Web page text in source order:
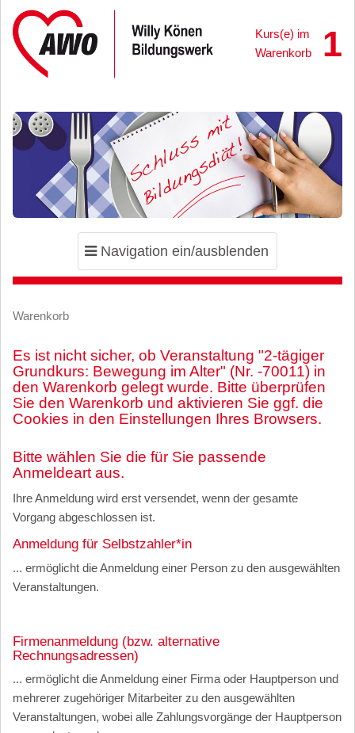
1
Kurs(e) im
Warenkorb
Toggle
navigation
Navigation ein/ausblenden
Warenkorb
Es ist nicht sicher, ob Veranstaltung "2-tägiger
Grundkurs: Bewegung im Alter" (Nr. -70011) in
den Warenkorb gelegt wurde. Bitte überprüfen
Sie den Warenkorb und aktivieren Sie ggf. die
Cookies in den Einstellungen Ihres Browsers.
Bitte wählen Sie die für Sie passende
Anmeldeart aus.
Ihre Anmeldung wird erst versendet, wenn der gesamte
Vorgang abgeschlossen ist.
Anmeldung für Selbstzahler*in
... ermöglicht die Anmeldung einer Person zu den ausgewählten
Veranstaltungen.
Firmenanmeldung (bzw. alternative
Rechnungsadressen)
... ermöglicht die Anmeldung einer Firma oder Hauptperson und
mehrerer zugehöriger Mitarbeiter zu den ausgewählten
Veranstaltungen, wobei alle Zahlungsvorgänge der Hauptperson